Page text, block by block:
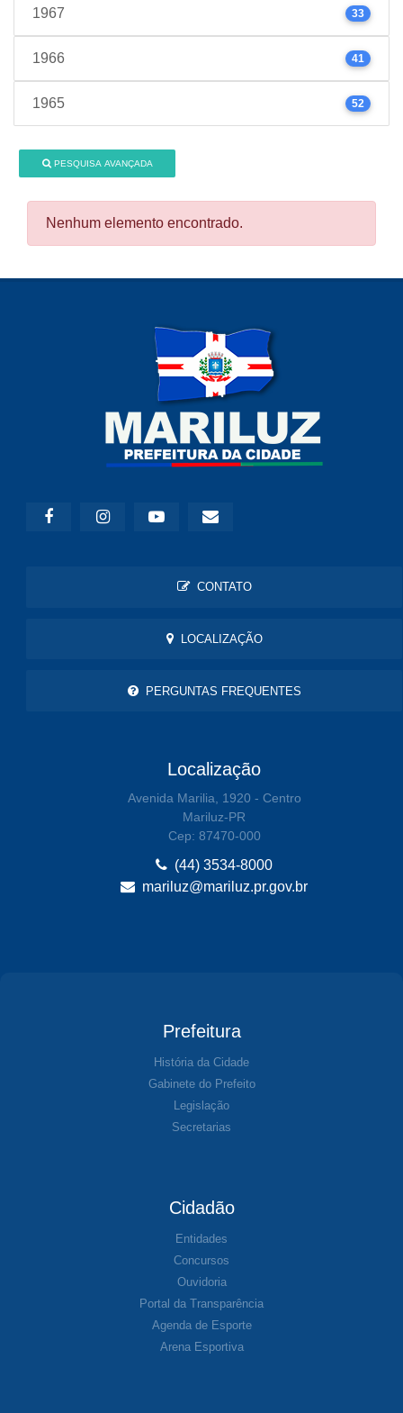
1967 33
1966 41
1965 52
PESQUISA AVANÇADA
Nenhum elemento encontrado.
CONTATO
LOCALIZAÇÃO
PERGUNTAS FREQUENTES
Localização
Avenida Marilia, 1920 - Centro
Mariluz-PR
Cep: 87470-000
(44) 3534-8000
mariluz@mariluz.pr.gov.br
Prefeitura
História da Cidade
Gabinete do Prefeito
Legislação
Secretarias
Cidadão
Entidades
Concursos
Ouvidoria
Portal da Transparência
Agenda de Esporte
Arena Esportiva